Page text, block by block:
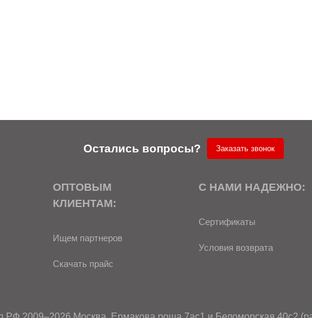
Остались вопросы? Заказать звонок
ОПТОВЫМ
КЛИЕНТАМ:
Ищем партнеров
Скачать прайс
С НАМИ НАДЕЖНО:
Сертификаты
Условия возврата